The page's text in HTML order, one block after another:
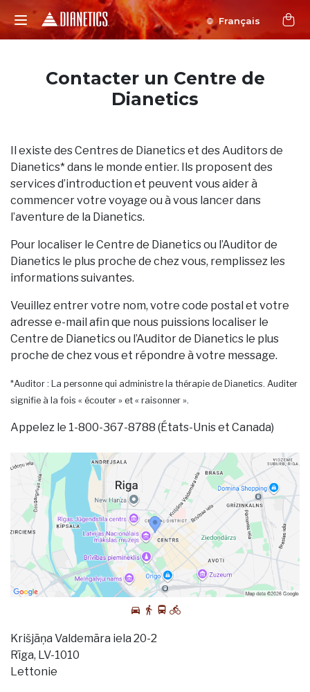
Français
Contacter un Centre de
Dianetics
Il existe des Centres de Dianetics et des Auditors de
Dianetics* dans le monde entier. Ils proposent des
services d’introduction et peuvent vous aider à
commencer votre voyage ou à vous lancer dans
l’aventure de la Dianetics.
Pour localiser le Centre de Dianetics ou l’Auditor de
Dianetics le plus proche de chez vous, remplissez les
informations suivantes.
Veuillez entrer votre nom, votre code postal et votre
adresse e-mail afin que nous puissions localiser le
Centre de Dianetics ou l’Auditor de Dianetics le plus
proche de chez vous et répondre à votre message.
*Auditor : La personne qui administre la thérapie de Dianetics. Auditer
signifie à la fois « écouter » et « raisonner ».
Appelez le 1-800-367-8788 (États-Unis et Canada)
Krišjāņa Valdemāra iela 20-2
Rīga, LV-1010
Lettonie